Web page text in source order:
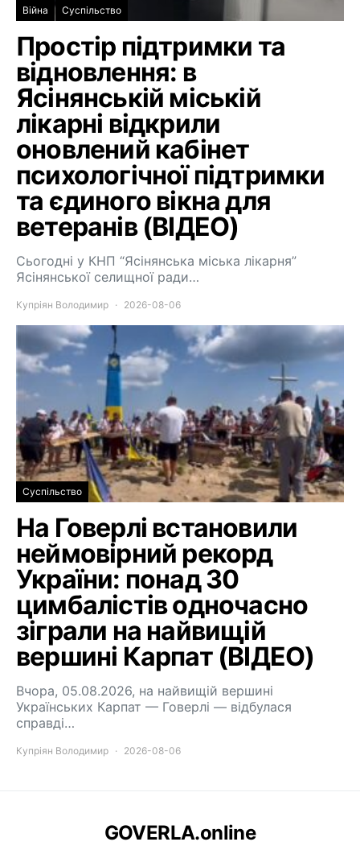
Війна Суспільство
Простір підтримки та
відновлення: в
Ясінянській міській
лікарні відкрили
оновлений кабінет
психологічної підтримки
та єдиного вікна для
ветеранів (ВІДЕО)
Сьогодні у КНП “Ясінянська міська лікарня”
Ясінянської селищної ради…
Купріян Володимир 2026-08-06
Суспільство
На Говерлі встановили
неймовірний рекорд
України: понад 30
цимбалістів одночасно
зіграли на найвищій
вершині Карпат (ВІДЕО)
Вчора, 05.08.2026, на найвищій вершині
Українських Карпат — Говерлі — відбулася
справді…
Купріян Володимир 2026-08-06
GOVERLA.online